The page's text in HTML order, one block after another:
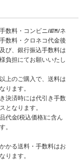
数料・コンビニ/ATM/ネ
数料・クロネコ代金後
び、銀行振込手数料は
負担にてお願いいたし
上のご購入で、送料は
ります。
決済時には代引き手数
となります。
代金(税込価格)に含ん
。
かる送料・手数料はお
ります。